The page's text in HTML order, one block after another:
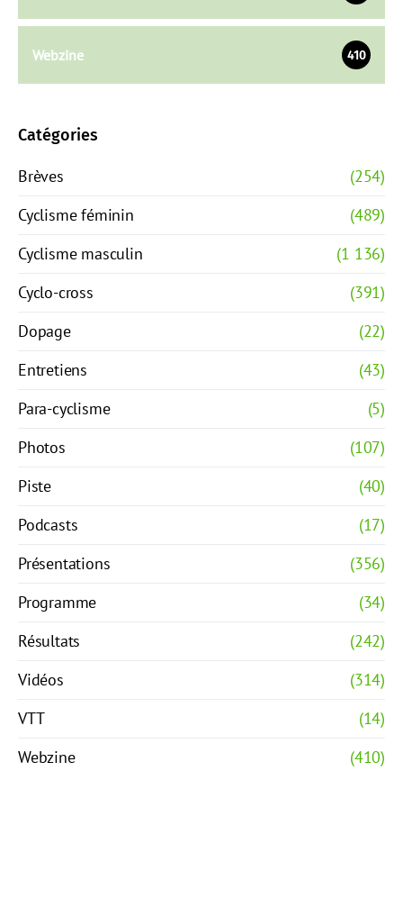
Webzine 410
Catégories
Brèves
(254)
Cyclisme féminin
(489)
Cyclisme masculin
(1 136)
Cyclo-cross
(391)
Dopage
(22)
Entretiens
(43)
Para-cyclisme
(5)
Photos
(107)
Piste
(40)
Podcasts
(17)
Présentations
(356)
Programme
(34)
Résultats
(242)
Vidéos
(314)
VTT
(14)
Webzine
(410)